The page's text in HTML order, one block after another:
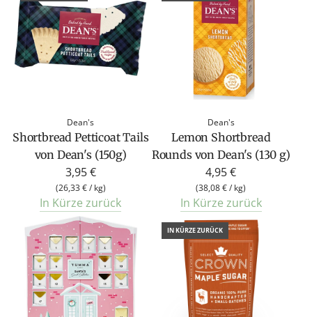
Dean's
Shortbread Petticoat Tails
von Dean's (150g)
3,95 €
(26,33 €/ kg)
In Kürze zurück
Dean's
Lemon Shortbread
Rounds von Dean's (130 g)
4,95 €
(38,08 €/ kg)
In Kürze zurück
IN KÜRZE ZURÜCK